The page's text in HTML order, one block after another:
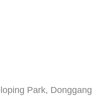
Park, Donggang